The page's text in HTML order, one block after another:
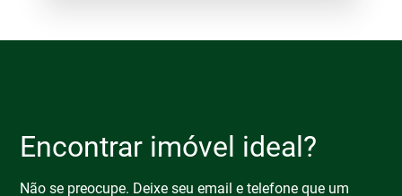
Encontrar imóvel ideal?
Não se preocupe. Deixe seu email e telefone que um